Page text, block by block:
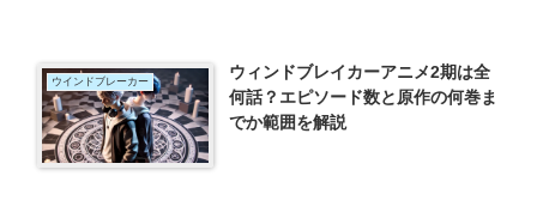
ウインドブレーカー
ウィンドブレイカーアニメ2期は全
何話？エピソード数と原作の何巻ま
でか範囲を解説